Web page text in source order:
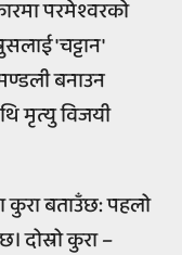
परमेश्वरको
'चट्टान'
बनाउन
मृत्यु विजयी
बताउँछ: पहलो
दोस्रो कुरा –